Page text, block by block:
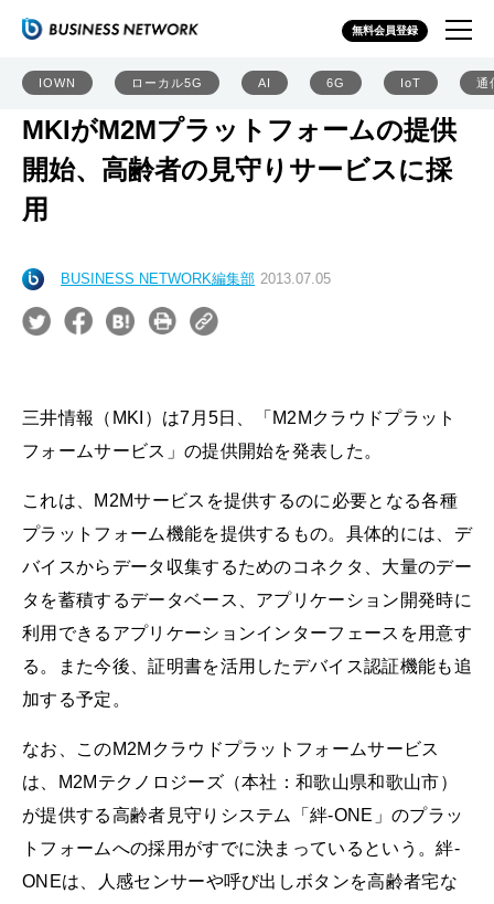
無料会員登録
IOWN ローカル5G AI 6G IoT 通
MKIがM2Mプラットフォームの提供
開始、高齢者の見守りサービスに採
用
BUSINESS NETWORK編集部 2013.07.05
三井情報（MKI）は7月5日、「M2Mクラウドプラット
フォームサービス」の提供開始を発表した。
これは、M2Mサービスを提供するのに必要となる各種
プラットフォーム機能を提供するもの。具体的には、デ
バイスからデータ収集するためのコネクタ、大量のデー
タを蓄積するデータベース、アプリケーション開発時に
利用できるアプリケーションインターフェースを用意す
る。また今後、証明書を活用したデバイス認証機能も追
加する予定。
なお、このM2Mクラウドプラットフォームサービス
は、M2Mテクノロジーズ（本社：和歌山県和歌山市）
が提供する高齢者見守りシステム「絆-ONE」のプラッ
トフォームへの採用がすでに決まっているという。絆-
ONEは、人感センサーや呼び出しボタンを高齢者宅な